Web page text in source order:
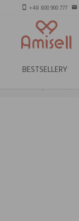
smartphone +48 800 900 777 email
BESTSELLERY
Strona główna